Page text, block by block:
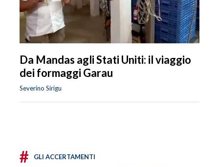
Da Mandas agli Stati Uniti: il viaggio
dei formaggi Garau
Severino Sirigu
# GLI ACCERTAMENTI